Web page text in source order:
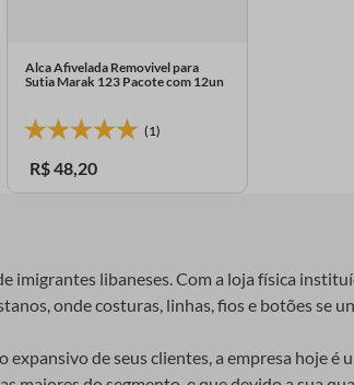
Alca Afivelada Removivel para
Sutia Marak 123 Pacote com 12un
(1)
R$48 20
libaneses. Com a loja física
onde costuras, linhas, fios e botões se
de seus clientes, a empresa hoje é